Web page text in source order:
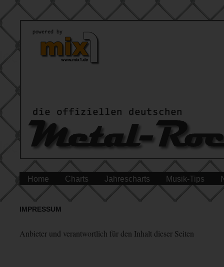
Home Charts Jahrescharts Musik-Tips
IMPRESSUM
Anbieter und verantwortlich für den Inhalt dieser Seiten